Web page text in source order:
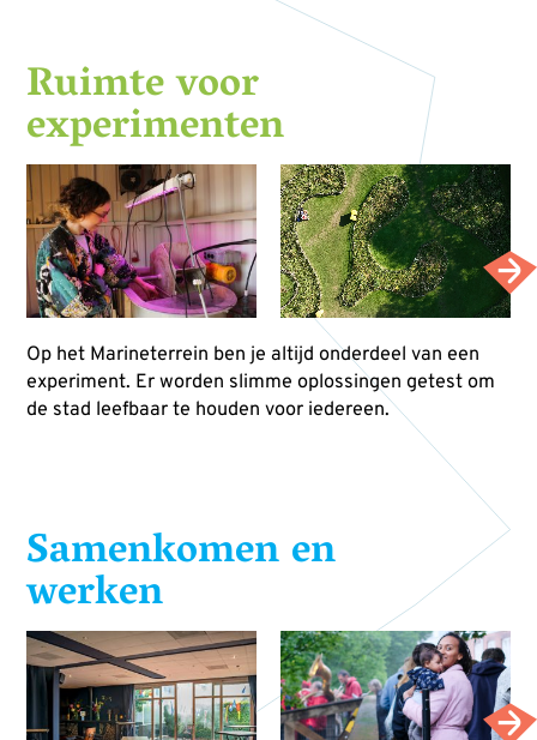
Ruimte voor
experimenten
Op het Marineterrein ben je altijd onderdeel van een
experiment. Er worden slimme oplossingen getest om
de stad leefbaar te houden voor iedereen.
Samenkomen en
werken